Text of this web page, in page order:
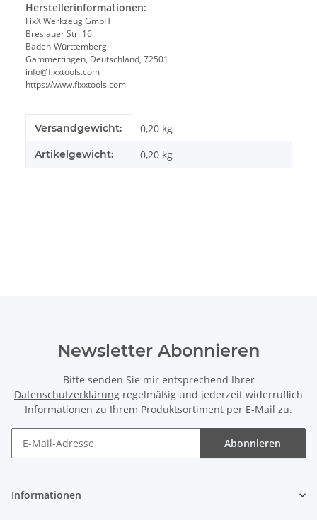
Herstellerinformationen:
FixX Werkzeug GmbH
Breslauer Str. 16
Baden-Württemberg
Gammertingen, Deutschland, 72501
info@fixxtools.com
https://www.fixxtools.com
Produkteigenschaft
Wert
Versandgewicht: 0,20 kg
Artikelgewicht: 0,20 kg
Newsletter Abonnieren
Bitte senden Sie mir entsprechend Ihrer
Datenschutzerklärung regelmäßig und jederzeit widerruflich
Informationen zu Ihrem Produktsortiment per E-Mail zu.
Abonnieren
Informationen